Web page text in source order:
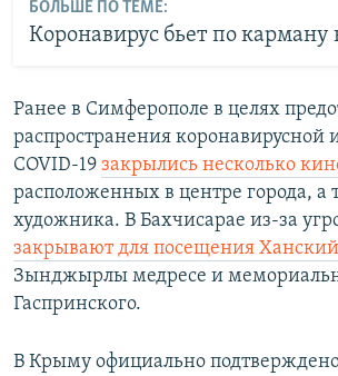
БОЛЬШЕ ПО ТЕМЕ:
Коронавирус бьет по
Ранее в Симферополе в целях
распространения коронавирусной
COVID-19 закрылись несколько
расположенных в центре города, а
художника. В Бахчисарае из-за
закрывают для посещения
Зынджырлы медресе и
Гаспринского.
В Крыму официально